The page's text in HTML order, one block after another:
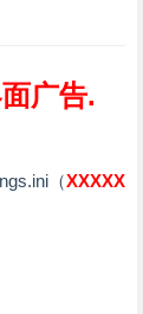
广告.
（XXXXX